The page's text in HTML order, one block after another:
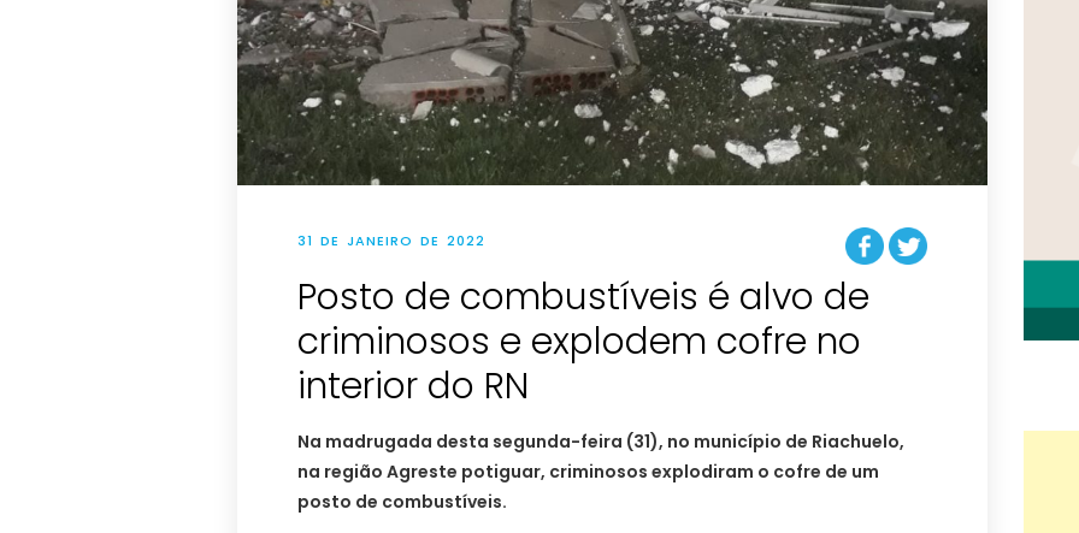
31 DE JANEIRO DE 2022
Posto de combustíveis é alvo de
criminosos e explodem cofre no
interior do RN
Na madrugada desta segunda-feira (31), no município de Riachuelo,
na região Agreste potiguar, criminosos explodiram o cofre de um
posto de combustíveis.